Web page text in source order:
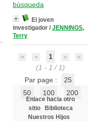
búsqueda
El joven
investigador / JENNINGS,
Terry
1
(1 - 1 / 1)
Par page :
25
50
100 200
Enlace hacia otro
sitio
Biblioteca
Nuestros Hijos